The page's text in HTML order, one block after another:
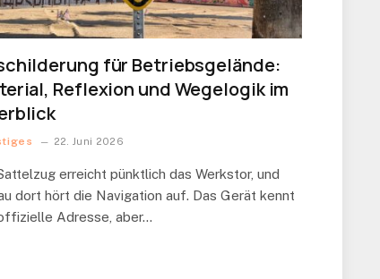
für Betriebsgelände:
Reflexion und Wegelogik im
22. Juni 2026
erreicht pünktlich das Werkstor, und
dort hört die Navigation auf. Das Gerät kennt
Adresse, aber…